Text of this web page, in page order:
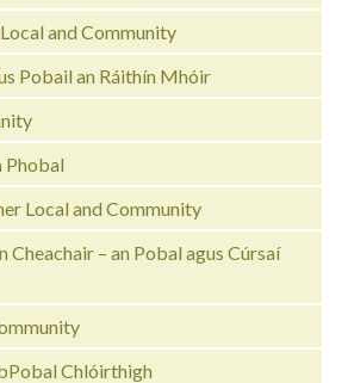
and Community
Pobail an Ráithín Mhóir
Phobal
Local and Community
Cheachair – an Pobal agus Cúrsaí
Chlóirthigh